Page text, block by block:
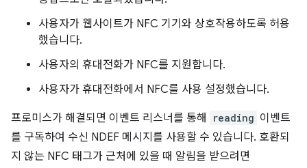
사용자가 웹사이트가 NFC 기기와 상호작용하도록 허용
했습니다.
사용자의 휴대전화가 NFC를 지원합니다.
사용자가 휴대전화에서 NFC를 사용 설정했습니다.
프로미스가 해결되면 이벤트 리스너를 통해 reading 이벤트
를 구독하여 수신 NDEF 메시지를 사용할 수 있습니다. 호환되
지 않는 NFC 태그가 근처에 있을 때 알림을 받으려면